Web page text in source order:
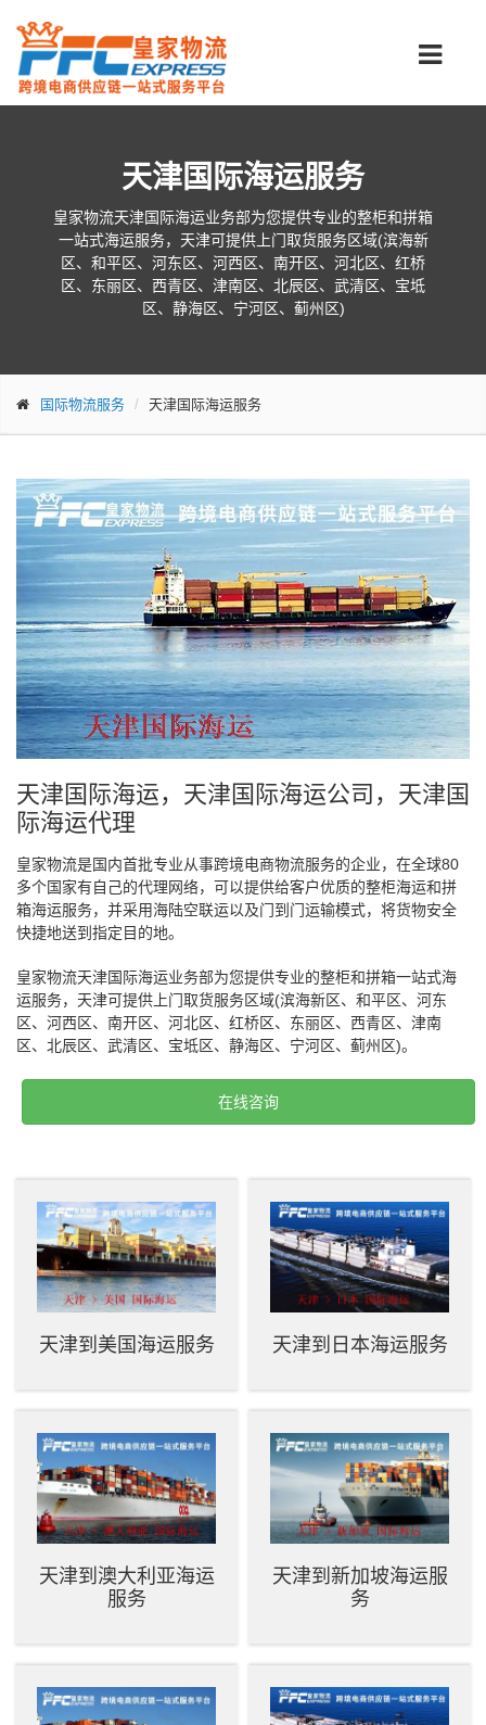
天津国际海运服务
皇家物流天津国际海运业务部为您提供专业的整柜和拼箱
一站式海运服务，天津可提供上门取货服务区域(滨海新
区、和平区、河东区、河西区、南开区、河北区、红桥
区、东丽区、西青区、津南区、北辰区、武清区、宝坻
区、静海区、宁河区、蓟州区)
国际物流服务 天津国际海运服务
天津国际海运，天津国际海运公司，天津国
际海运代理
皇家物流是国内首批专业从事跨境电商物流服务的企业，在全球80
多个国家有自己的代理网络，可以提供给客户优质的整柜海运和拼
箱海运服务，并采用海陆空联运以及门到门运输模式，将货物安全
快捷地送到指定目的地。
皇家物流天津国际海运业务部为您提供专业的整柜和拼箱一站式海
运服务，天津可提供上门取货服务区域(滨海新区、和平区、河东
区、河西区、南开区、河北区、红桥区、东丽区、西青区、津南
区、北辰区、武清区、宝坻区、静海区、宁河区、蓟州区)。
在线咨询
天津到美国海运服务 天津到日本海运服务
天津到澳大利亚海运
服务
天津到新加坡海运服
务